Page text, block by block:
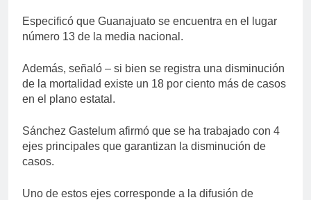
Especificó que Guanajuato se encuentra en el lugar
número 13 de la media nacional.
Además, señaló – si bien se registra una disminución
de la mortalidad existe un 18 por ciento más de casos
en el plano estatal.
Sánchez Gastelum afirmó que se ha trabajado con 4
ejes principales que garantizan la disminución de
casos.
Uno de estos ejes corresponde a la difusión de